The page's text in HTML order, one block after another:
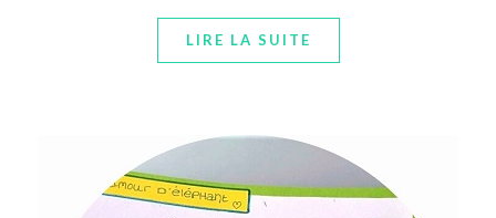
LIRE LA SUITE